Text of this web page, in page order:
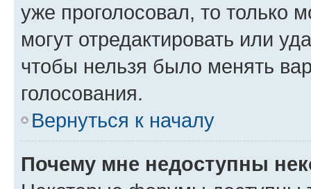
уже проголосовал, то только
могут отредактировать или
чтобы нельзя было менять
голосования.
Вернуться к началу
Почему мне недоступны